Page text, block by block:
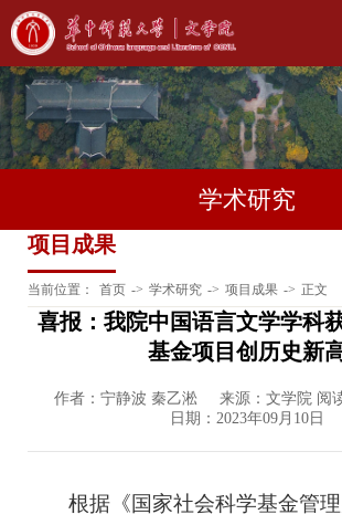
学术研究
项目成果
当前位置： 首页 -> 学术研究 -> 项目成果 -> 正文
喜报：我院中国语言文学学科
基金项目创历史新
作者：宁静波 秦乙淞 来源：文学院 阅
日期：2023年09月10日
根据《国家社会科学基金管